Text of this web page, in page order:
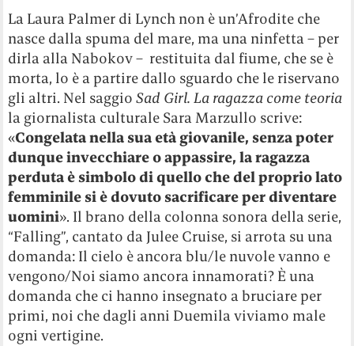
La Laura Palmer di Lynch non è un’Afrodite che
nasce dalla spuma del mare, ma una ninfetta – per
dirla alla Nabokov – restituita dal fiume, che se è
morta, lo è a partire dallo sguardo che le riservano
gli altri. Nel saggioSad Girl. La ragazza come teoria
la giornalista culturale Sara Marzullo scrive:
«Congelata nella sua età giovanile, senza poter
dunque invecchiare o appassire, la ragazza
perduta è simbolo di quello che del proprio lato
femminile si è dovuto sacrificare per diventare
uomini». Il brano della colonna sonora della serie,
“Falling”, cantato da Julee Cruise, si arrota su una
domanda: Il cielo è ancora blu/le nuvole vanno e
vengono/Noi siamo ancora innamorati? È una
domanda che ci hanno insegnato a bruciare per
primi, noi che dagli anni Duemila viviamo male
ogni vertigine.